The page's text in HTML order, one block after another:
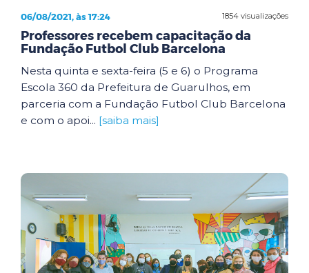
1854 visualizações
06/08/2021, às 17:24
Professores recebem capacitação da
Fundação Futbol Club Barcelona
Nesta quinta e sexta-feira (5 e 6) o Programa
Escola 360 da Prefeitura de Guarulhos, em
parceria com a Fundação Futbol Club Barcelona
e com o apoi... [saiba mais]